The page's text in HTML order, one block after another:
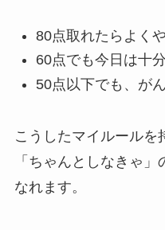
80点取れたらよく
60点でも今日は十分
50点以下でも、が
こうしたマイルールを
「ちゃんとしなきゃ
なれます。